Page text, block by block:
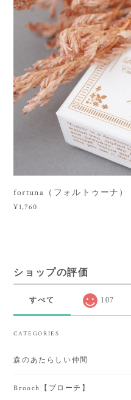
fortuna（フォルトゥーナ）
¥1,760
ショップの評価
すべて 107
CATEGORIES
森のあたらしい仲間
Brooch【ブローチ】